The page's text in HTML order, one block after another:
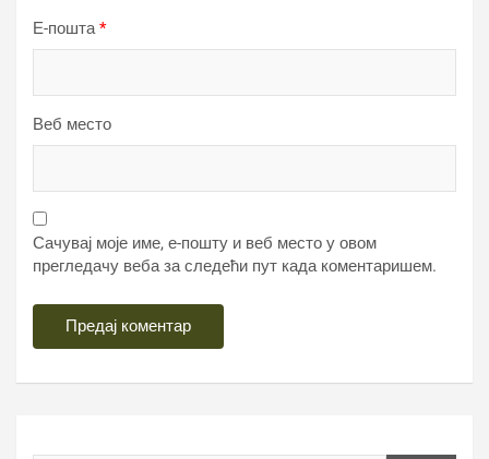
Е-пошта*
Веб место
Сачувај моје име, е-пошту и веб место у овом
прегледачу веба за следећи пут када коментаришем.